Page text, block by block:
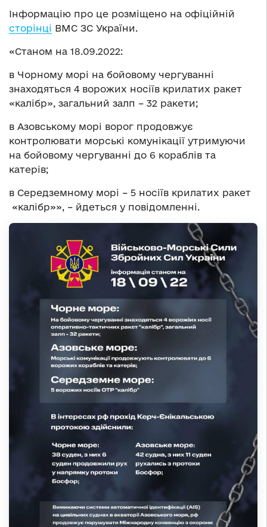
Інформацію про це розміщено на офіційній
сторінці ВМС ЗС України.
«Станом на 18.09.2022:
в Чорному морі на бойовому чергуванні
знаходяться 4 ворожих носіїв крилатих ракет
«калібр», загальний залп – 32 ракети;
в Азовському морі ворог продовжує
контролювати морські комунікації утримуючи
на бойовому чергуванні до 6 кораблів та
катерів;
в Середземному морі – 5 носіїв крилатих ракет
«калібр»», – йдеться у повідомленні.